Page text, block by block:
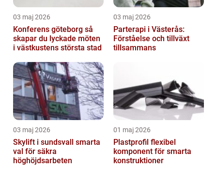
03 maj 2026
Konferens göteborg så
skapar du lyckade möten
i västkustens största stad
03 maj 2026
Parterapi i Västerås:
Förståelse och tillväxt
tillsammans
03 maj 2026
Skylift i sundsvall smarta
val för säkra
höghöjdsarbeten
01 maj 2026
Plastprofil flexibel
komponent för smarta
konstruktioner